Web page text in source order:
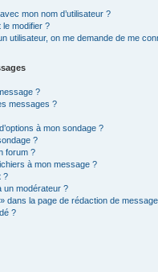
mon nom d’utilisateur ?
le modifier ?
utilisateur, on me demande de me
?
messages ?
à mon sondage ?
?
forum ?
à mon message ?
?
un modérateur ?
dans la page de rédaction de
?